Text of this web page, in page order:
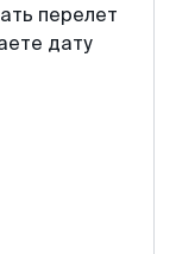
перелет
дату